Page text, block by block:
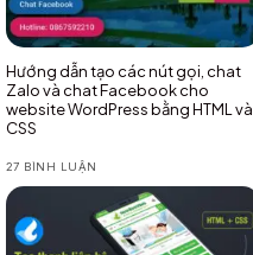
Hướng dẫn tạo các nút gọi, chat
Zalo và chat Facebook cho
website WordPress bằng HTML và
CSS
27 BÌNH LUẬN